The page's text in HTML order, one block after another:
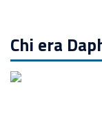
Chi era